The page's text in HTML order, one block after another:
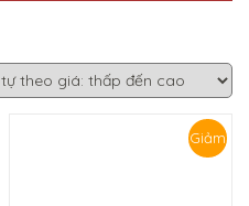
Giảm